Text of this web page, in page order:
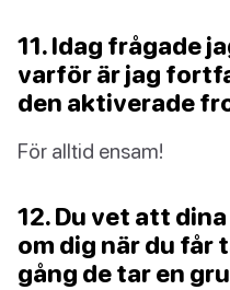
11. Idag frågade
varför är jag
den aktiverade
För alltid ensam!
12. Du vet att
om dig när du får
gång de tar en